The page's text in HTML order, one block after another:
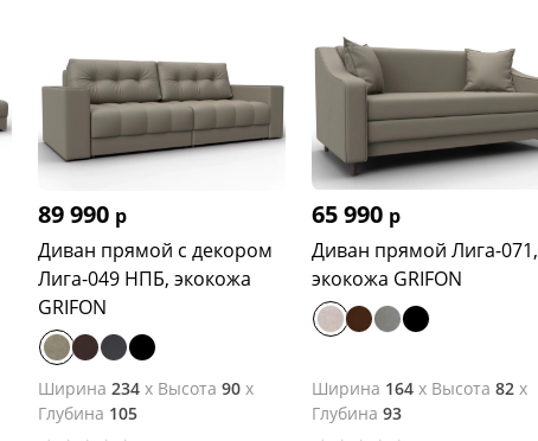
89 990 р
Диван прямой с декором
Лига-049 НПБ, экокожа
GRIFON
Ширина 234x Высота 90x
Глубина 105
65 990 р
Диван прямой Лига-071,
экокожа GRIFON
Ширина 164 x Высота 82 x
Глубина 93